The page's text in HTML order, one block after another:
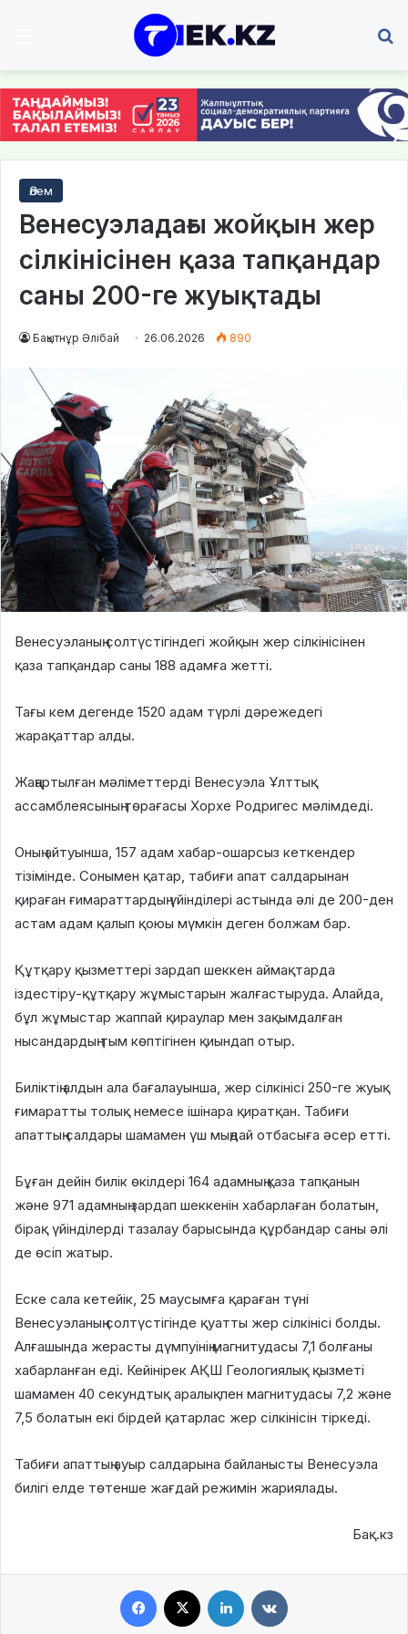
Әлем
Венесуэладағы жойқын жер
сілкінісінен қаза тапқандар
саны 200-ге жуықтады
Бақытнұр Әлібай 26.06.2026 890
Венесуэланың солтүстігіндегі жойқын жер сілкінісінен
қаза тапқандар саны 188 адамға жетті.
Тағы кем дегенде 1520 адам түрлі дәрежедегі
жарақаттар алды.
Жаңартылған мәліметтерді Венесуэла Ұлттық
ассамблеясының төрағасы Хорхе Родригес мәлімдеді.
Оның айтуынша, 157 адам хабар-ошарсыз кеткендер
тізімінде. Сонымен қатар, табиғи апат салдарынан
қираған ғимараттардың үйінділері астында әлі де 200-ден
астам адам қалып қоюы мүмкін деген болжам бар.
Құтқару қызметтері зардап шеккен аймақтарда
іздестіру-құтқару жұмыстарын жалғастыруда. Алайда,
бұл жұмыстар жаппай қираулар мен зақымдалған
нысандардың тым көптігінен қиындап отыр.
Биліктің алдын ала бағалауынша, жер сілкінісі 250-ге жуық
ғимаратты толық немесе ішінара қиратқан. Табиғи
апаттың салдары шамамен үш мыңдай отбасыға әсер етті.
Бұған дейін билік өкілдері 164 адамның қаза тапқанын
және 971 адамның зардап шеккенін хабарлаған болатын,
бірақ үйінділерді тазалау барысында құрбандар саны әлі
де өсіп жатыр.
Еске сала кетейік, 25 маусымға қараған түні
Венесуэланың солтүстігінде қуатты жер сілкінісі болды.
Алғашында жерасты дүмпуінің магнитудасы 7,1 болғаны
хабарланған еді. Кейінірек АҚШ Геологиялық қызметі
шамамен 40 секундтық аралықпен магнитудасы 7,2 және
7,5 болатын екі бірдей қатарлас жер сілкінісін тіркеді.
Табиғи апаттың ауыр салдарына байланысты Венесуэла
билігі елде төтенше жағдай режимін жариялады.
Бақ.кз